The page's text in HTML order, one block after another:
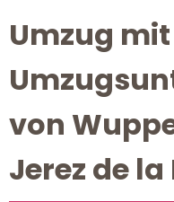
Umzug
von
Jerez de